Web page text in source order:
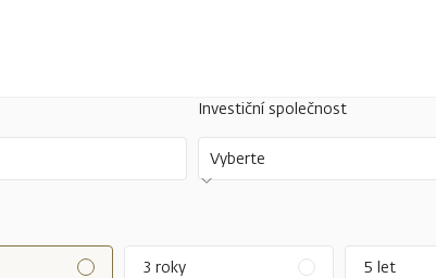
Investiční společnost
Vyberte
3 roky 5 let